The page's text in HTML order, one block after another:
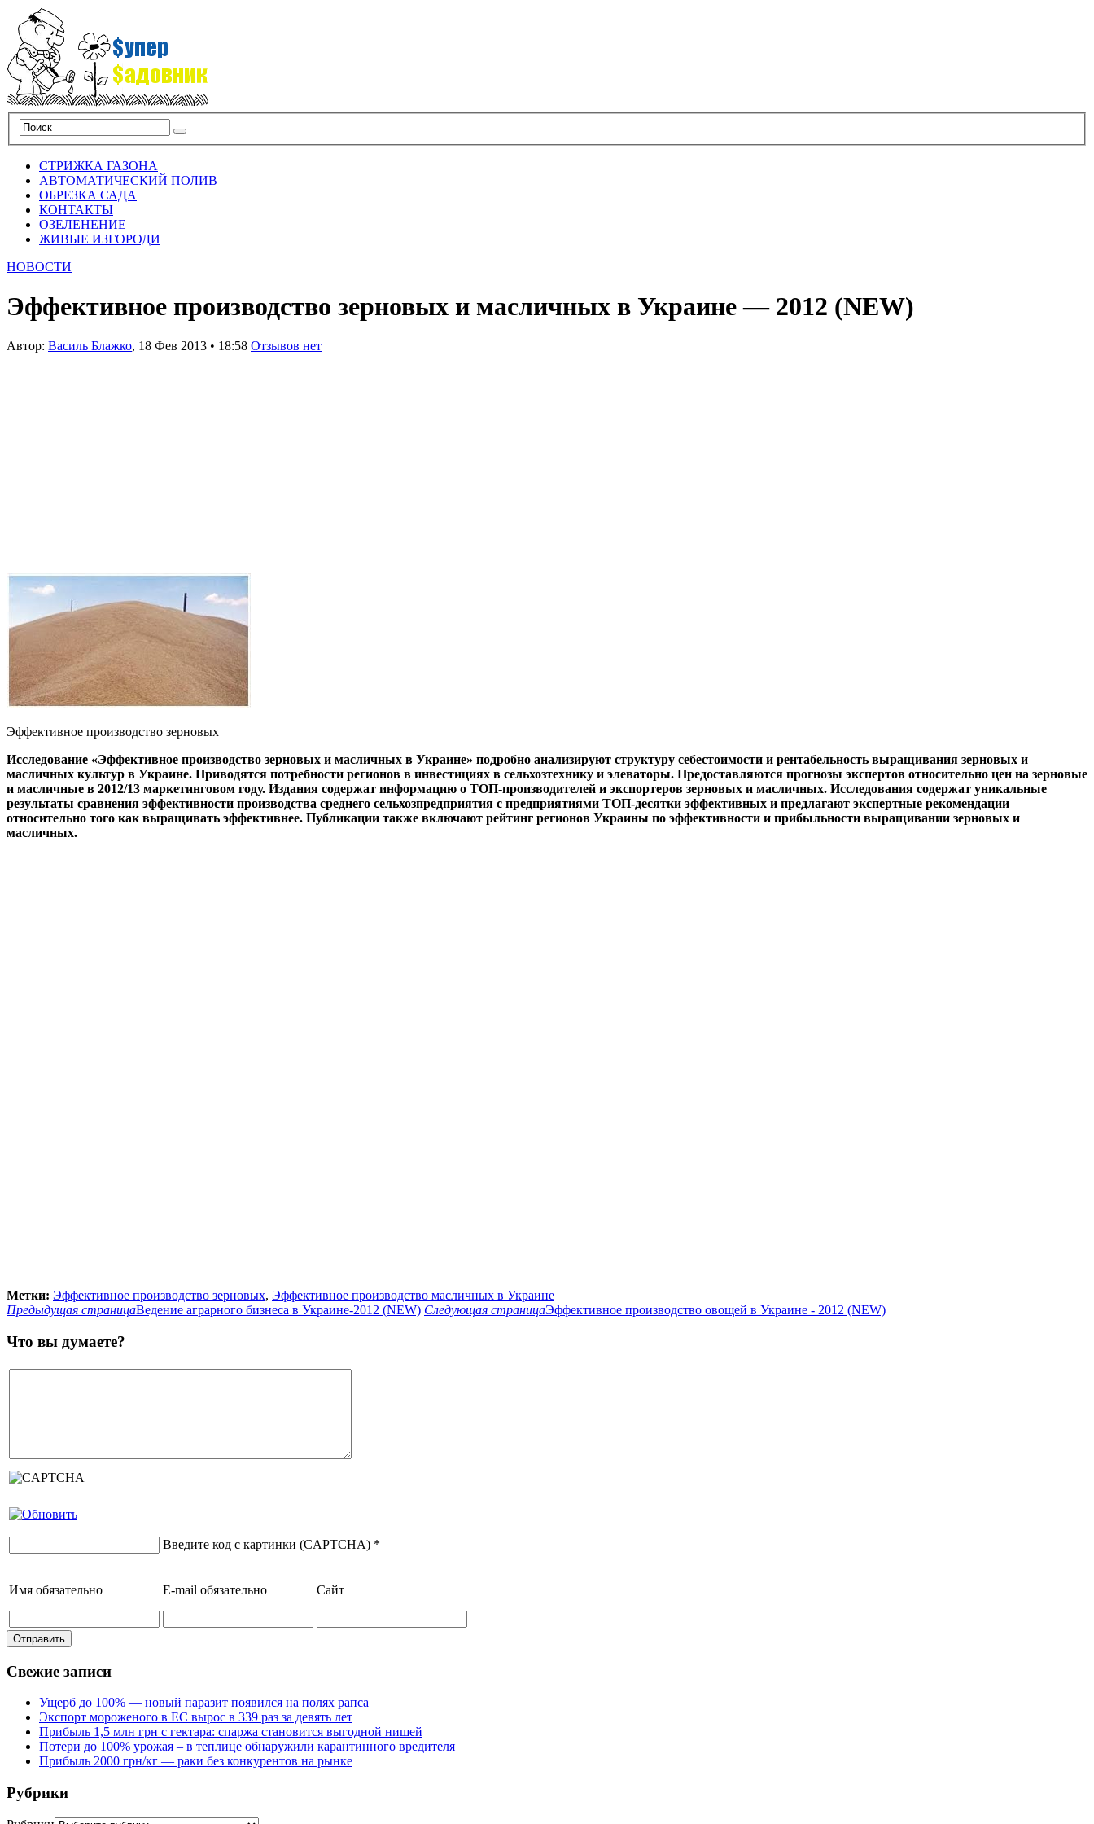
СТРИЖКА ГАЗОНА
АВТОМАТИЧЕСКИЙ ПОЛИВ
ОБРЕЗКА САДА
КОНТАКТЫ
ОЗЕЛЕНЕНИЕ
ЖИВЫЕ ИЗГОРОДИ
НОВОСТИ
Эффективное производство зерновых и масличных в Украине — 2012 (NEW)
Автор: Василь Блажко, 18 Фев 2013 • 18:58 Отзывов нет
Эффективное производство зерновых
Исследование «Эффективное производство зерновых и масличных в Украине» подробно анализируют структуру себестоимости и рентабельность выращивания зерновых и
масличных культур в Украине. Приводятся потребности регионов в инвестициях в сельхозтехнику и элеваторы. Предоставляются прогнозы экспертов относительно цен на зерновые
и масличные в 2012/13 маркетинговом году. Издания содержат информацию о ТОП-производителей и экспортеров зерновых и масличных. Исследования содержат уникальные
результаты сравнения эффективности производства среднего сельхозпредприятия с предприятиями ТОП-десятки эффективных и предлагают экспертные рекомендации
относительно того как выращивать эффективнее. Публикации также включают рейтинг регионов Украины по эффективности и прибыльности выращивании зерновых и
масличных.
Метки: Эффективное производство зерновых, Эффективное производство масличных в Украине
Предыдущая страницаВедение аграрного бизнеса в Украине-2012 (NEW) Следующая страницаЭффективное производство овощей в Украине - 2012 (NEW)
Что вы думаете?
Введите код с картинки (CAPTCHA) *
Имя обязательно E-mail обязательно Сайт
Свежие записи
Ущерб до 100% — новый паразит появился на полях рапса
Экспорт мороженого в ЕС вырос в 339 раз за девять лет
Прибыль 1,5 млн грн с гектара: спаржа становится выгодной нишей
Потери до 100% урожая – в теплице обнаружили карантинного вредителя
Прибыль 2000 грн/кг — раки без конкурентов на рынке
Рубрики